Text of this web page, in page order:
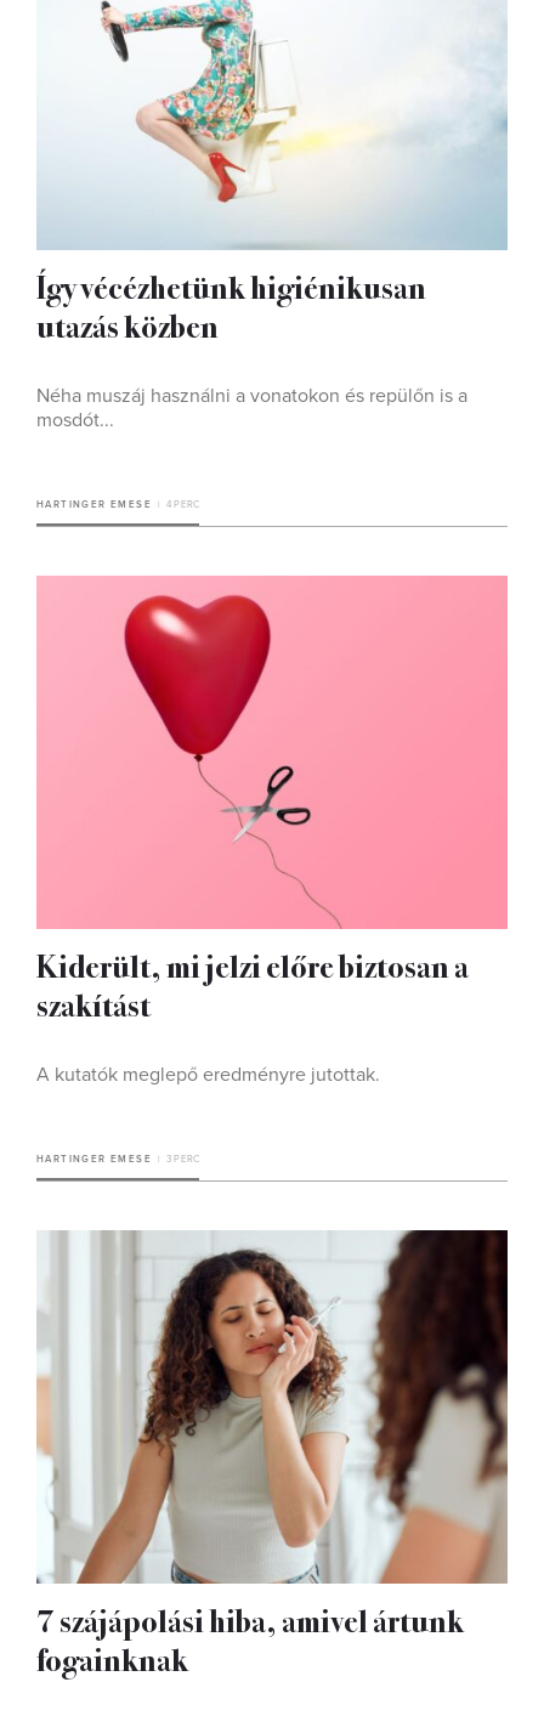
Így vécézhetünk higiénikusan
utazás közben
Néha muszáj használni a vonatokon és repülőn is a
mosdót...
HARTINGER EMESE 4 PERC
Kiderült, mi jelzi előre biztosan a
szakítást
A kutatók meglepő eredményre jutottak.
HARTINGER EMESE 3 PERC
7 szájápolási hiba, amivel ártunk
fogainknak